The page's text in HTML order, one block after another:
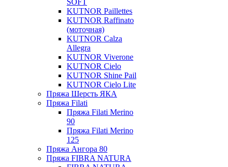
SOFT
KUTNOR Paillettes
KUTNOR Raffinato
(моточная)
KUTNOR Calza
Allegra
KUTNOR Viverone
KUTNOR Cielo
KUTNOR Shine Pail
KUTNOR Cielo Lite
Пряжа Шерсть ЯКА
Пряжа Filati
Пряжа Filati Merino
90
Пряжа Filati Merino
125
Пряжа Ангора 80
Пряжа FIBRA NATURA